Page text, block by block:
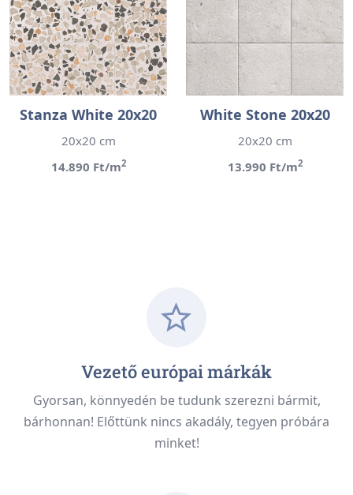
Stanza White 20x20
20x20 cm
14.890 Ft/m2
White Stone 20x20
20x20 cm
13.990 Ft/m2
Vezető európai márkák
Gyorsan, könnyedén be tudunk szerezni bármit,
bárhonnan! Előttünk nincs akadály, tegyen próbára
minket!